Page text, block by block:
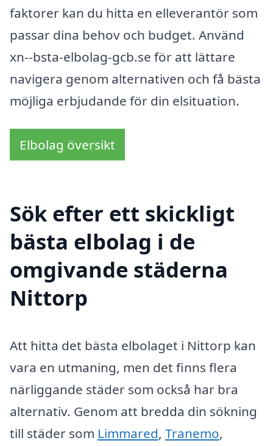
faktorer kan du hitta en elleverantör som
passar dina behov och budget. Använd
xn--bsta-elbolag-gcb.se för att lättare
navigera genom alternativen och få bästa
möjliga erbjudande för din elsituation.
Elbolag översikt
Sök efter ett skickligt
bästa elbolag i de
omgivande städerna
Nittorp
Att hitta det bästa elbolaget i Nittorp kan
vara en utmaning, men det finns flera
närliggande städer som också har bra
alternativ. Genom att bredda din sökning
till städer som Limmared, Tranemo,